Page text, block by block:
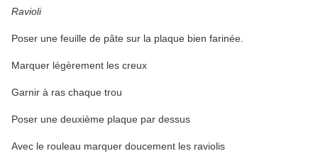
Ravioli
Poser une feuille de pâte sur la plaque bien farinée.
Marquer légèrement les creux
Garnir à ras chaque trou
Poser une deuxième plaque par dessus
Avec le rouleau marquer doucement les raviolis